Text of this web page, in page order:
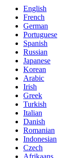
English
French
German
Portuguese
Spanish
Russian
Japanese
Korean
Arabic
Irish
Greek
Turkish
Italian
Danish
Romanian
Indonesian
Czech
Afrikaans